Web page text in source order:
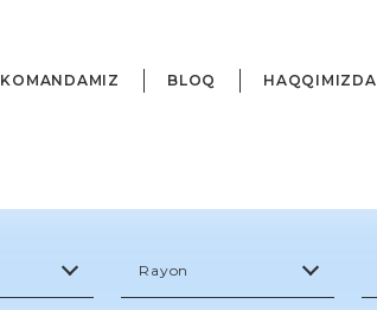
KOMANDAMIZ BLOQ HAQQIMIZDA
Rayon